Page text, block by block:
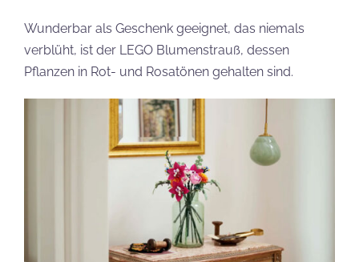
Wunderbar als Geschenk geeignet, das niemals
verblüht, ist der LEGO Blumenstrauß, dessen
Pflanzen in Rot- und Rosatönen gehalten sind.